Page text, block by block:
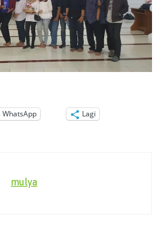
WhatsApp Lagi
mulya